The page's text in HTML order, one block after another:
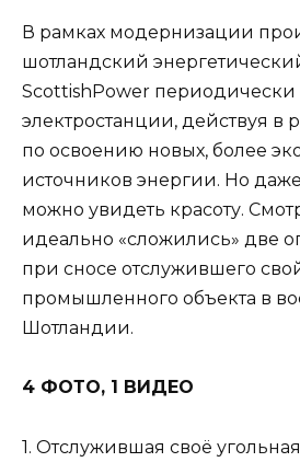
В рамках модернизации
шотландский
ScottishPower периодически
электростанции, действуя в
по освоению новых, более
источников энергии. Но
можно увидеть красоту.
идеально «сложились» две
при сносе отслужившего
промышленного объекта в
Шотландии.
4 ФОТО, 1 ВИДЕО
1. Отслужившая своё